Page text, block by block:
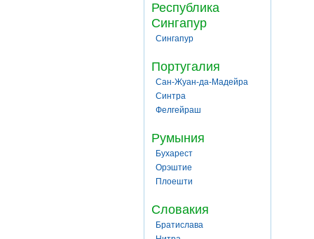
Республика
Сингапур
Сингапур
Португалия
Сан-Жуан-да-Мадейра
Синтра
Фелгейраш
Румыния
Бухарест
Орэштие
Плоешти
Словакия
Братислава